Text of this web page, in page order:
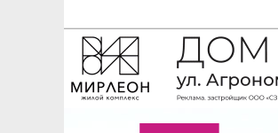
На Метре
Помогайте